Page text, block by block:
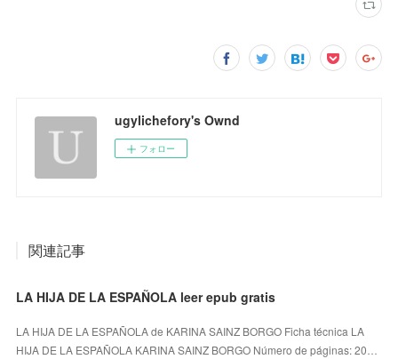
ugylichefory's Ownd
フォロー
関連記事
LA HIJA DE LA ESPAÑOLA leer epub gratis
LA HIJA DE LA ESPAÑOLA de KARINA SAINZ BORGO Ficha técnica LA
HIJA DE LA ESPAÑOLA KARINA SAINZ BORGO Número de páginas: 20…